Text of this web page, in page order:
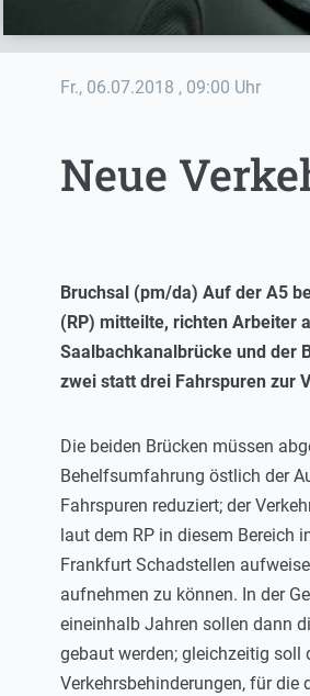
Fr., 06.07.2018 , 09:00 Uhr
Neue
Bruchsal (pm/da) Auf der A5
(RP) mitteilte, richten Arbeiter
Saalbachkanalbrücke und der
zwei statt drei Fahrspuren zur
Die beiden Brücken müssen
Behelfsumfahrung östlich der
Fahrspuren reduziert; der
laut dem RP in diesem Bereich
Frankfurt Schadstellen
aufnehmen zu können. In der
eineinhalb Jahren sollen dann
gebaut werden; gleichzeitig soll
Verkehrsbehinderungen, für